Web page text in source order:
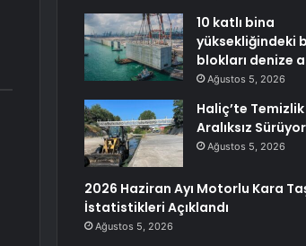
10 katlı bina
yüksekliğindeki
blokları denize
Ağustos 5, 2026
Haliç’te Temizlik
Aralıksız Sürüyor
Ağustos 5, 2026
2026 Haziran Ayı Motorlu Kara
İstatistikleri Açıklandı
Ağustos 5, 2026